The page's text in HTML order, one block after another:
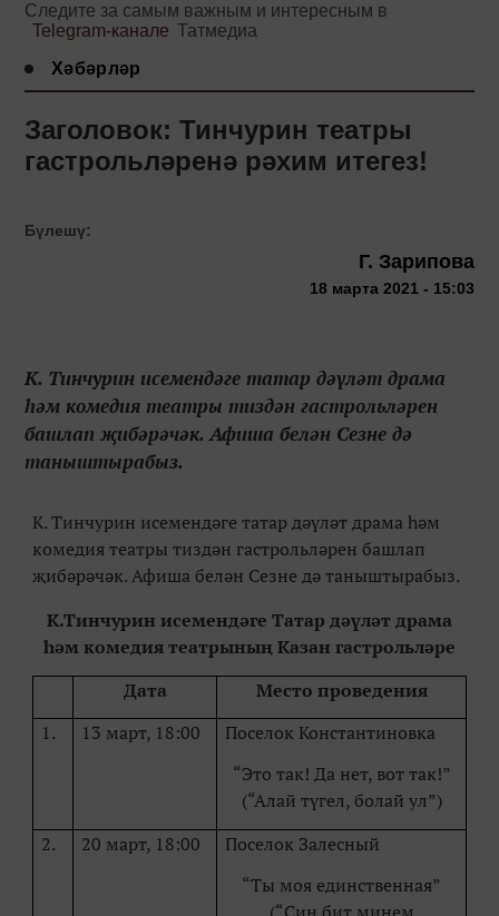
Следите за самым важным и интересным в
Telegram-канале Татмедиа
Хәбәрләр
Заголовок: Тинчурин театры
гастрольләренә рәхим итегез!
Бүлешү:
Г. Зарипова
18 марта 2021 - 15:03
К. Тинчурин исемендәге татар дәүләт драма
һәм комедия театры тиздән гастрольләрен
башлап җибәрәчәк. Афиша белән Сезне дә
таныштырабыз.
К. Тинчурин исемендәге татар дәүләт драма һәм
комедия театры тиздән гастрольләрен башлап
җибәрәчәк. Афиша белән Сезне дә таныштырабыз.
К.Тинчурин исемендәге Татар дәүләт драма
һәм комедия театрының Казан гастрольләре
Дата
Место проведения
1.
13 март, 18:00
Поселок Константиновка
“Это так! Да нет, вот так!”
(“Алай түгел, болай ул”)
2.
20 март, 18:00
Поселок Залесный
“Ты моя единственная”